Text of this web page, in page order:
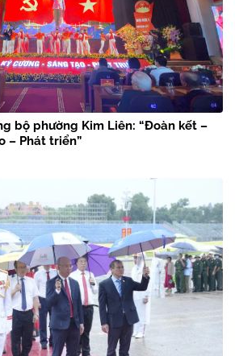
bộ phường Kim Liên: “Đoàn kết –
– Phát triển”